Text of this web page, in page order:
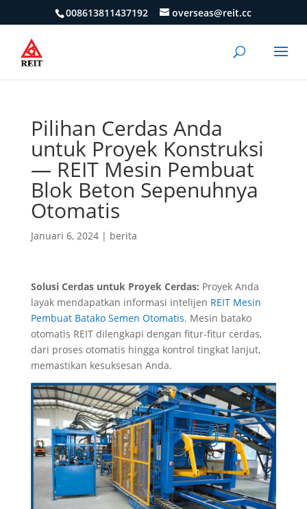
008613811437192 overseas@reit.cc
Pilihan Cerdas Anda
untuk Proyek Konstruksi
— REIT Mesin Pembuat
Blok Beton Sepenuhnya
Otomatis
Januari 6, 2024| berita
Solusi Cerdas untuk Proyek Cerdas: Proyek Anda
layak mendapatkan informasi intelijen REIT Mesin
Pembuat Batako Semen Otomatis. Mesin batako
otomatis REIT dilengkapi dengan fitur-fitur cerdas,
dari proses otomatis hingga kontrol tingkat lanjut,
memastikan kesuksesan Anda.